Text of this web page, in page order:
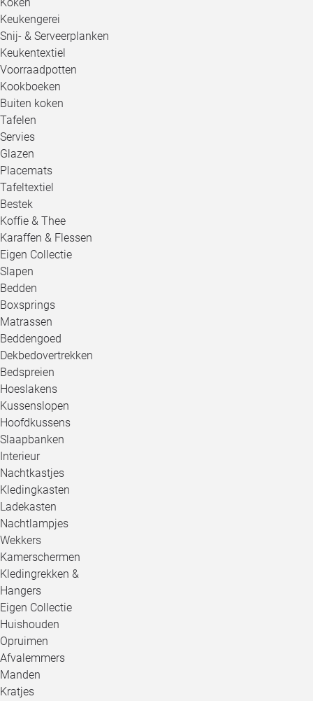
Keukengerei
Snij- & Serveerplanken
Keukentextiel
Voorraadpotten
Kookboeken
Buiten koken
Tafelen
Servies
Glazen
Placemats
Tafeltextiel
Bestek
Koffie & Thee
Karaffen & Flessen
Eigen Collectie
Slapen
Bedden
Boxsprings
Matrassen
Beddengoed
Dekbedovertrekken
Bedspreien
Hoeslakens
Kussenslopen
Hoofdkussens
Slaapbanken
Interieur
Nachtkastjes
Kledingkasten
Ladekasten
Nachtlampjes
Wekkers
Kamerschermen
Kledingrekken &
Hangers
Eigen Collectie
Huishouden
Opruimen
Afvalemmers
Manden
Kratjes